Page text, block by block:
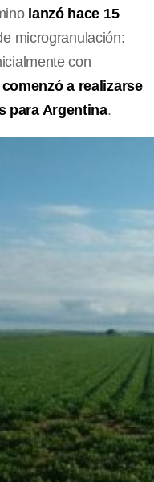
lanzó hace 15
microgranulación:
con
a realizarse
para Argentina.